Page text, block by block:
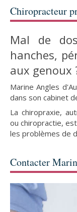
Chiropracteur
Mal de
hanches,
aux genoux
Marine Angles
dans son cabinet
La chiropraxie,
ou chiropractie,
les problèmes de
Contacter